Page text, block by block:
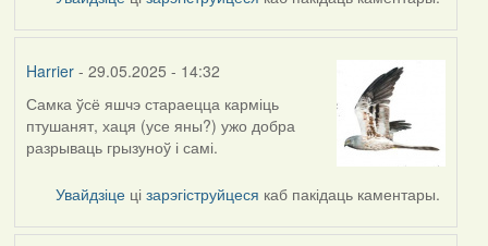
Harrier- 29.05.2025 - 14:32
Самка ўсё яшчэ стараецца карміць
птушанят, хаця (усе яны?) ужо добра
разрываць грызуноў і самі.
Увайдзіце цізарэгіструйцеся каб пакідаць каментары.